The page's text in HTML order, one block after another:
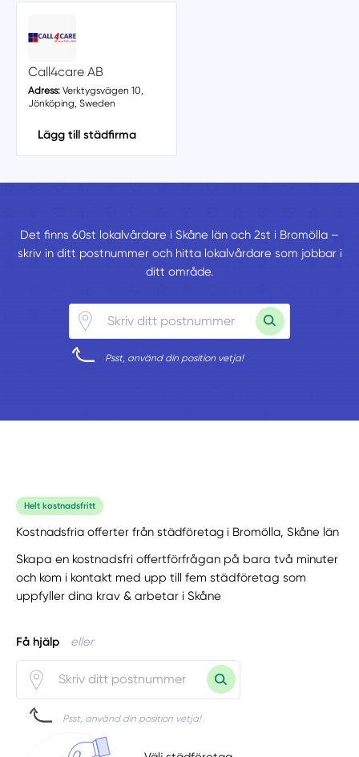
Call4care AB
Adress:Verktygsvägen 10,
Jönköping, Sweden
Lägg till städfirma
Det finns 60st lokalvårdare i Skåne län och 2st i Bromölla –
skriv in ditt postnummer och hitta lokalvårdare som jobbar i
ditt område.
Psst, använd din position vetja!
Helt kostnadsfritt
Kostnadsfria offerter från städföretag i Bromölla, Skåne län
Skapa en kostnadsfri offertförfrågan på bara två minuter
och kom i kontakt med upp till fem städföretag som
uppfyller dina krav & arbetar i Skåne
Få hjälp eller
Psst, använd din position vetja!